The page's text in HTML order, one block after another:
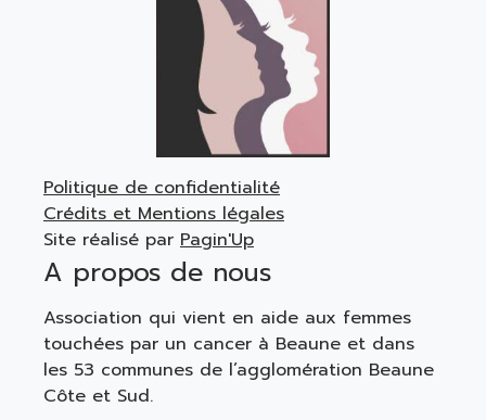
Politique de confidentialité
Crédits et Mentions légales
Site réalisé par Pagin'Up
A propos de nous
Association qui vient en aide aux femmes
touchées par un cancer à Beaune et dans
les 53 communes de l’agglomération Beaune
Côte et Sud.